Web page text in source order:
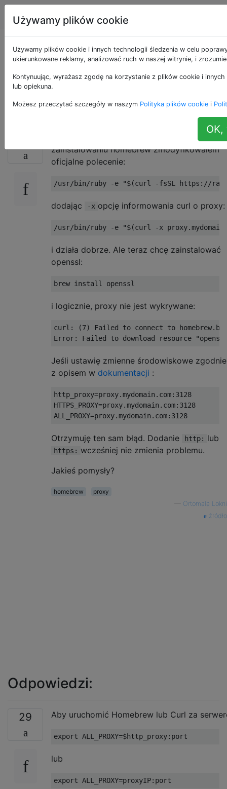
Apple Tagi
Jak zainstalować
pakiet homebrew za
serwerem proxy?
zainstalowaniu homebrew zmodyfikowałem
oficjalne polecenie:
dodając -x opcję informowania curl o proxy:
i działa dobrze. Ale teraz chcę zainstalować
openssl:
i logicznie, proxy nie jest wykrywane:
curl: (7) Failed to connect to
Jeśli ustawię zmienne środowiskowe zgodnie
z opisem w dokumentacji :
http_proxy=proxy.mydomain.com:3128
HTTPS_PROXY=proxy.mydomain.com:3128
Otrzymuję ten sam błąd. Dodanie http: lub
https: wcześniej nie zmienia problemu.
Jakieś pomysły?
homebrew
proxy
Ortomala Lokni
źródło
Odpowiedzi:
29 Aby uruchomić Homebrew lub Curl za
lub
Używamy plików cookie
Używamy plików cookie i innych technologii śledzenia w celu
ukierunkowane reklamy, analizować ruch w naszej witrynie, i
Kontynuując, wyrażasz zgodę na korzystanie z plików cookie i
lub opiekuna.
Możesz przeczytać szczegóły w naszym Polityka plików cookie i